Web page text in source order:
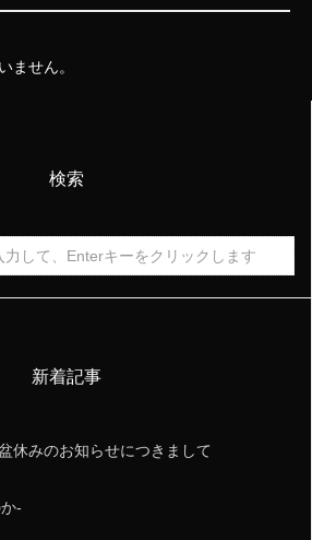
ません。
検索
新着記事
休みのお知らせにつきまして
-